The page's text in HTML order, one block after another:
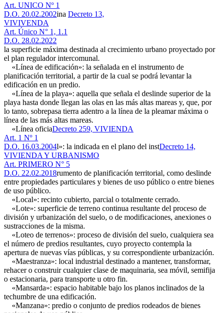
Art. UNICO Nº 1
D.O. 20.02.2002ina Decreto 13,
VIVIVENDA
Art. Único N° 1, 1.1
D.O. 28.02.2022
la superficie máxima destinada al crecimiento urbano proyectado por
el plan regulador intercomunal.
«Línea de edificación»: la señalada en el instrumento de
planificación territorial, a partir de la cual se podrá levantar la
edificación en un predio.
«Línea de la playa»: aquella que señala el deslinde superior de la
playa hasta donde llegan las olas en las más altas mareas y, que, por
lo tanto, sobrepasa tierra adentro a la línea de la pleamar máxima o
línea de las más altas mareas.
«Línea oficiaDecreto 259, VIVIENDA
Art. 1 Nº 1
D.O. 16.03.2004l»: la indicada en el plano del instDecreto 14,
VIVIENDA Y URBANISMO
Art. PRIMERO N° 5
D.O. 22.02.2018rumento de planificación territorial, como deslinde
entre propiedades particulares y bienes de uso público o entre bienes
de uso público.
«Local»: recinto cubierto, parcial o totalmente cerrado.
«Lote»: superficie de terreno continua resultante del proceso de
división y urbanización del suelo, o de modificaciones, anexiones o
sustracciones de la misma.
«Loteo de terrenos»: proceso de división del suelo, cualquiera sea
el número de predios resultantes, cuyo proyecto contempla la
apertura de nuevas vías públicas, y su correspondiente urbanización.
«Maestranza»: local industrial destinado a mantener, transformar,
rehacer o construir cualquier clase de maquinaria, sea móvil, semifija
o estacionaria, para transporte u otro fin.
«Mansarda»: espacio habitable bajo los planos inclinados de la
techumbre de una edificación.
«Manzana»: predio o conjunto de predios rodeados de bienes